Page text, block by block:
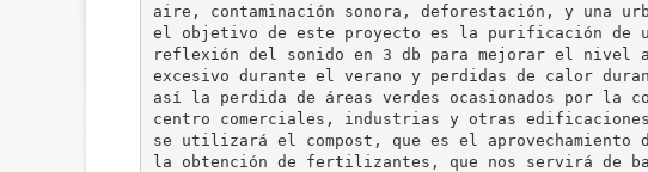
aire, contaminación sonora, deforestación, y una
el objetivo de este proyecto es la purificación de
reflexión del sonido en 3 db para mejorar el nivel
excesivo durante el verano y perdidas de calor
así la perdida de áreas verdes ocasionados por la
centro comerciales, industrias y otras
se utilizará el compost, que es el aprovechamiento
la obtención de fertilizantes, que nos servirá de